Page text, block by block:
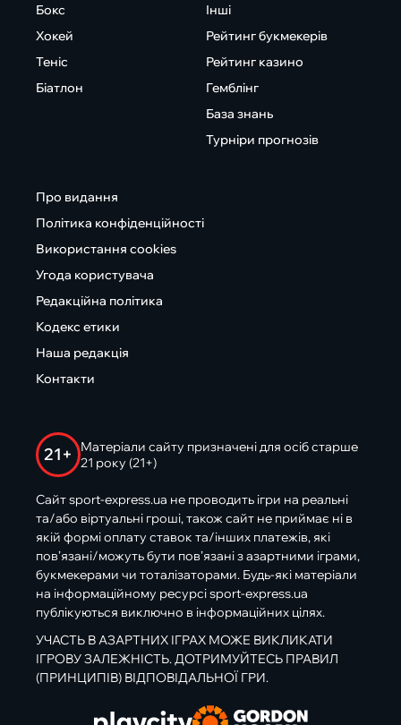
Бокс
Хокей
Теніс
Біатлон
Інші
Рейтинг букмекерів
Рейтинг казино
Гемблінг
База знань
Турніри прогнозів
Про видання
Політика конфіденційності
Використання cookies
Угода користувача
Редакційна політика
Кодекс етики
Наша редакція
Контакти
21+
Матеріали сайту призначені для осіб старше
21 року (21+)
Сайт sport-express.ua не проводить ігри на реальні
та/або віртуальні гроші, також сайт не приймає ні в
якій формі оплату ставок та/інших платежів, які
пов’язані/можуть бути пов’язані з азартними іграми,
букмекерами чи тоталізаторами. Будь-які матеріали
на інформаційному ресурсі sport-express.ua
публікуються виключно в інформаційних цілях.
УЧАСТЬ В АЗАРТНИХ ІГРАХ МОЖЕ ВИКЛИКАТИ
ІГРОВУ ЗАЛЕЖНІСТЬ. ДОТРИМУЙТЕСЬ ПРАВИЛ
(ПРИНЦИПІВ) ВІДПОВІДАЛЬНОЇ ГРИ.